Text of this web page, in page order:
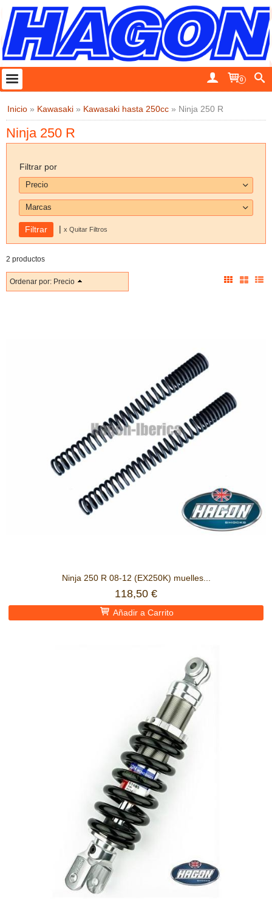
0
Inicio » Kawasaki » Kawasaki hasta 250cc » Ninja 250 R
Ninja 250 R
Filtrar por
Precio
Marcas
| x Quitar Filtros
2 productos
Ordenar por: Precio
Ninja 250 R 08-12 (EX250K) muelles...
118,50 €
Añadir a Carrito